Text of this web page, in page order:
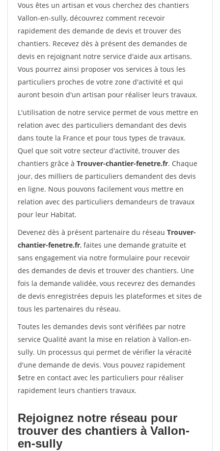
Vous êtes un artisan et vous cherchez des chantiers
Vallon-en-sully, découvrez comment recevoir
rapidement des demande de devis et trouver des
chantiers. Recevez dès à présent des demandes de
devis en rejoignant notre service d'aide aux artisans.
Vous pourrez ainsi proposer vos services à tous les
particuliers proches de votre zone d'activité et qui
auront besoin d'un artisan pour réaliser leurs travaux.
L'utilisation de notre service permet de vous mettre en
relation avec des particuliers demandant des devis
dans toute la France et pour tous types de travaux.
Quel que soit votre secteur d'activité, trouver des
chantiers grâce à Trouver-chantier-fenetre.fr. Chaque
jour, des milliers de particuliers demandent des devis
en ligne. Nous pouvons facilement vous mettre en
relation avec des particuliers demandeurs de travaux
pour leur Habitat.
Devenez dès à présent partenaire du réseau Trouver-
chantier-fenetre.fr, faites une demande gratuite et
sans engagement via notre formulaire pour recevoir
des demandes de devis et trouver des chantiers. Une
fois la demande validée, vous recevrez des demandes
de devis enregistrées depuis les plateformes et sites de
tous les partenaires du réseau.
Toutes les demandes devis sont vérifiées par notre
service Qualité avant la mise en relation à Vallon-en-
sully. Un processus qui permet de vérifier la véracité
d'une demande de devis. Vous pouvez rapidement
$etre en contact avec les particuliers pour réaliser
rapidement leurs chantiers travaux.
Rejoignez notre réseau pour
trouver des chantiers à Vallon-
en-sully